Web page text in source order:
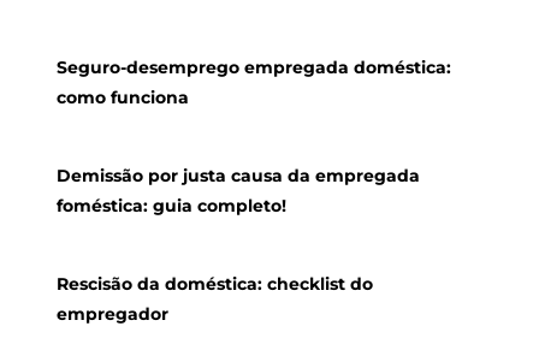
Seguro-desemprego empregada doméstica:
como funciona
Demissão por justa causa da empregada
foméstica: guia completo!
Rescisão da doméstica: checklist do
empregador